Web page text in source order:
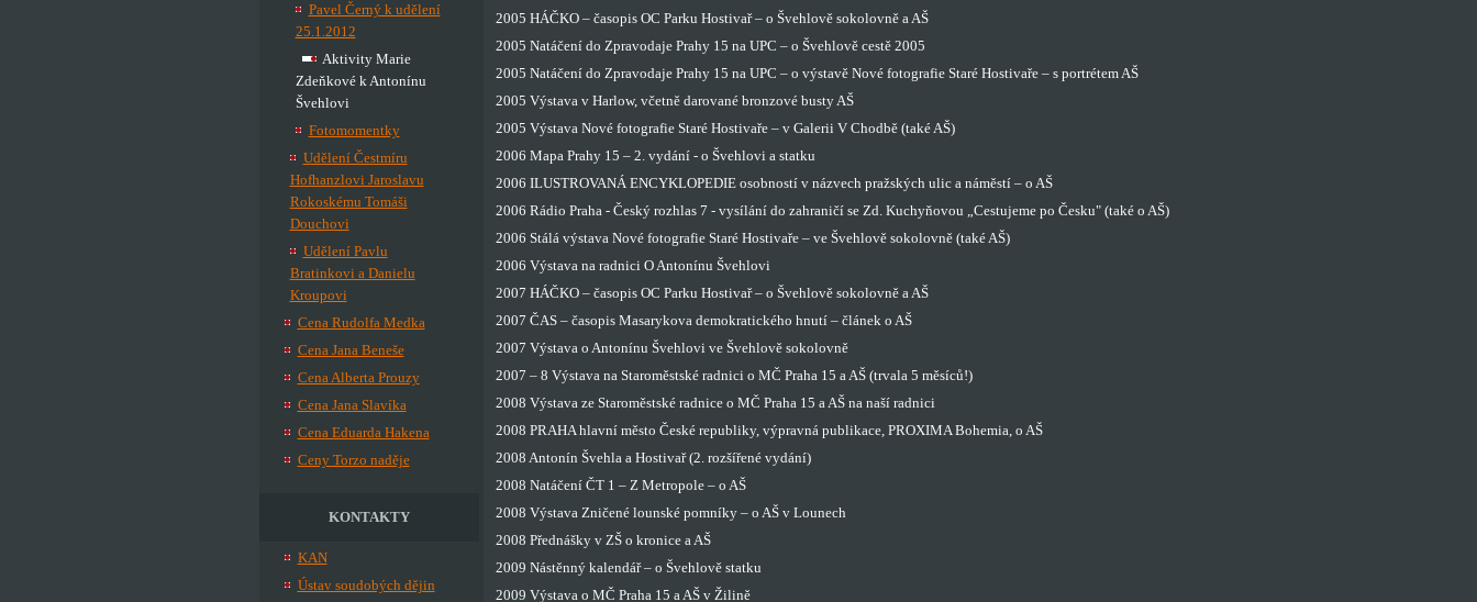
Pavel Černý k udělení
25.1.2012
Aktivity Marie
Zdeňkové k Antonínu
Švehlovi
Fotomomentky
Udělení Čestmíru
Hofhanzlovi Jaroslavu
Rokoskému Tomáši
Douchovi
Udělení Pavlu
Bratinkovi a Danielu
Kroupovi
Cena Rudolfa Medka
Cena Jana Beneše
Cena Alberta Prouzy
Cena Jana Slavíka
Cena Eduarda Hakena
Ceny Torzo naděje
KONTAKTY
KAN
Ústav soudobých dějin
2005 HÁČKO – časopis OC Parku Hostivař – o Švehlově sokolovně a AŠ
2005 Natáčení do Zpravodaje Prahy 15 na UPC – o Švehlově cestě 2005
2005 Natáčení do Zpravodaje Prahy 15 na UPC – o výstavě Nové fotografie Staré Hostivaře – s portrétem AŠ
2005 Výstava v Harlow, včetně darované bronzové busty AŠ
2005 Výstava Nové fotografie Staré Hostivaře – v Galerii V Chodbě (také AŠ)
2006 Mapa Prahy 15 – 2. vydání - o Švehlovi a statku
2006 ILUSTROVANÁ ENCYKLOPEDIE osobností v názvech pražských ulic a náměstí – o AŠ
2006 Rádio Praha - Český rozhlas 7 - vysílání do zahraničí se Zd. Kuchyňovou „Cestujeme po Česku" (také o AŠ)
2006 Stálá výstava Nové fotografie Staré Hostivaře – ve Švehlově sokolovně (také AŠ)
2006 Výstava na radnici O Antonínu Švehlovi
2007 HÁČKO – časopis OC Parku Hostivař – o Švehlově sokolovně a AŠ
2007 ČAS – časopis Masarykova demokratického hnutí – článek o AŠ
2007 Výstava o Antonínu Švehlovi ve Švehlově sokolovně
2007 – 8 Výstava na Staroměstské radnici o MČ Praha 15 a AŠ (trvala 5 měsíců!)
2008 Výstava ze Staroměstské radnice o MČ Praha 15 a AŠ na naší radnici
2008 PRAHA hlavní město České republiky, výpravná publikace, PROXIMA Bohemia, o AŠ
2008 Antonín Švehla a Hostivař (2. rozšířené vydání)
2008 Natáčení ČT 1 – Z Metropole – o AŠ
2008 Výstava Zničené lounské pomníky – o AŠ v Lounech
2008 Přednášky v ZŠ o kronice a AŠ
2009 Nástěnný kalendář – o Švehlově statku
2009 Výstava o MČ Praha 15 a AŠ v Žilině